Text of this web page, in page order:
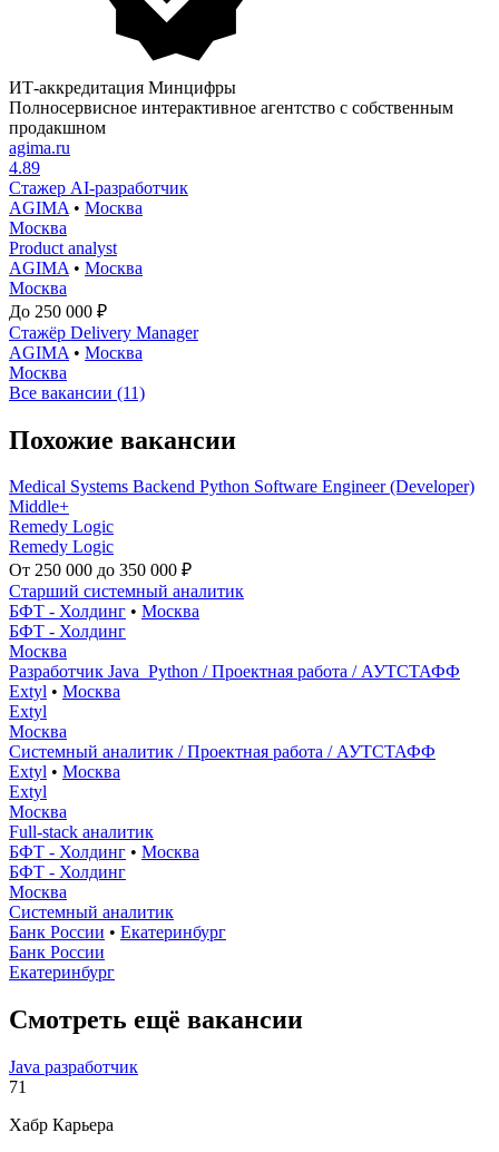
ИТ-аккредитация Минцифры
Полносервисное интерактивное агентство с собственным
продакшном
agima.ru
4.89
Стажер AI-разработчик
AGIMA • Москва
Москва
Product analyst
AGIMA • Москва
Москва
До 250 000 ₽
Стажёр Delivery Manager
AGIMA • Москва
Москва
Все вакансии (11)
Похожие вакансии
Medical Systems Backend Python Software Engineer (Developer)
Middle+
Remedy Logic
Remedy Logic
От 250 000 до 350 000 ₽
Старший системный аналитик
БФТ - Холдинг • Москва
БФТ - Холдинг
Москва
Разработчик Java_Python / Проектная работа / АУТСТАФФ
Extyl • Москва
Extyl
Москва
Системный аналитик / Проектная работа / АУТСТАФФ
Extyl • Москва
Extyl
Москва
Full-stack аналитик
БФТ - Холдинг • Москва
БФТ - Холдинг
Москва
Системный аналитик
Банк России • Екатеринбург
Банк России
Екатеринбург
Смотреть ещё вакансии
Java разработчик
71
Хабр Карьера